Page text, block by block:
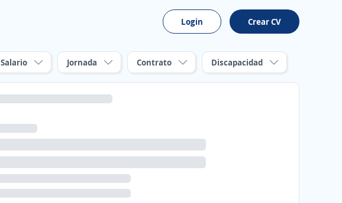
Login Crear CV
Salario Jornada Contrato Discapacidad